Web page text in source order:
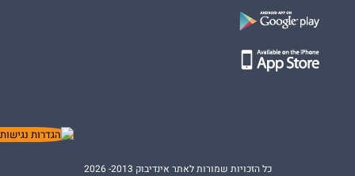
כל הזכויות שמורות לאתר אינדיבוק 2013- 2026